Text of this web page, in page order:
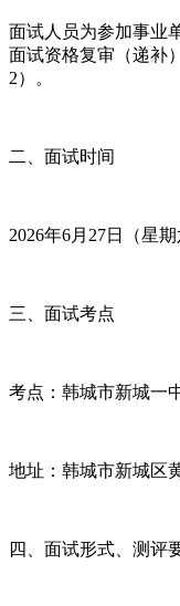
面试人员为参加事业
面试资格复审（递补
2）。
二、面试时间
2026年6月27日（星
三、面试考点
考点：韩城市新城一
地址：韩城市新城区
四、面试形式、测评